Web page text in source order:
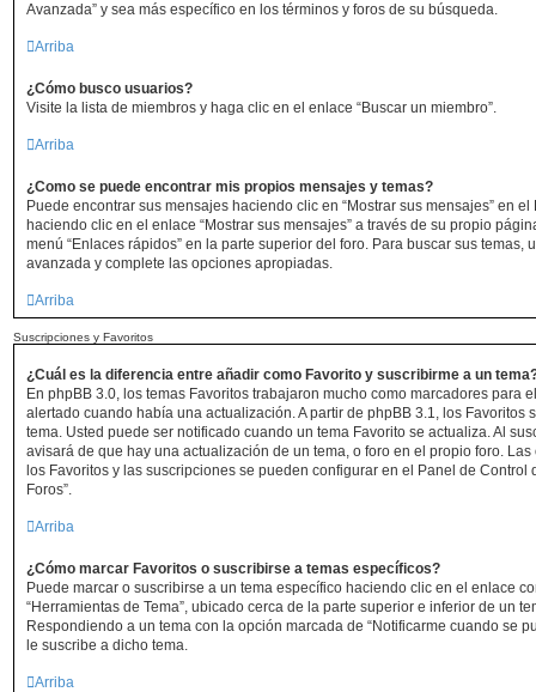
Avanzada” y sea más específico en los términos y foros de su búsqueda.
Arriba
¿Cómo busco usuarios?
Visite la lista de miembros y haga clic en el enlace “Buscar un miembro”.
Arriba
¿Como se puede encontrar mis propios mensajes y temas?
Puede encontrar sus mensajes haciendo clic en “Mostrar sus mensajes” en
haciendo clic en el enlace “Mostrar sus mensajes” a través de su propio
menú “Enlaces rápidos” en la parte superior del foro. Para buscar sus temas,
avanzada y complete las opciones apropiadas.
Arriba
Suscripciones y Favoritos
¿Cuál es la diferencia entre añadir como Favorito y suscribirme a un
En phpBB 3.0, los temas Favoritos trabajaron mucho como marcadores para
alertado cuando había una actualización. A partir de phpBB 3.1, los Favoritos
tema. Usted puede ser notificado cuando un tema Favorito se actualiza. Al
avisará de que hay una actualización de un tema, o foro en el propio foro.
los Favoritos y las suscripciones se pueden configurar en el Panel de Control
Foros”.
Arriba
¿Cómo marcar Favoritos o suscribirse a temas específicos?
Puede marcar o suscribirse a un tema específico haciendo clic en el enlace
“Herramientas de Tema”, ubicado cerca de la parte superior e inferior de un
Respondiendo a un tema con la opción marcada de “Notificarme cuando se
le suscribe a dicho tema.
Arriba